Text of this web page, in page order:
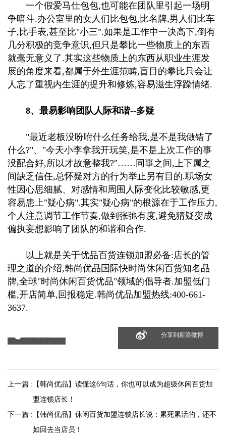
一个假爱马仕包包,也可能在团队里引起一场明
争暗斗.办公室里的女人们比包包,比名牌,男人们比车
子,比手表,甚至比"小三".如果是工作中一决高下,倒有
几分积极的竞争意识,但只是攀比一些物质上的东西
就毫无意义了.其实这些物质上的东西从职业生涯发
展的角度来看,都属于外生涯范畴,盲目的攀比只会让
人忘了重视内生涯的提升和修炼,容易滋生浮躁情绪.
8、最易影响团队人际和谐--多疑
"最近老板没吩咐什么任务给我,是不是我做错了
什么?"、"今天小李拿我开玩笑,是不是上次工作的事
没配合好,所以才故意整我?"……同事之间,上下属之
间缺乏信任,总怀疑对方的行为举止另有目的.职场女
性因心思细腻、对感情和周围人际变化比较敏感,更
容易患上"疑心病".其实"疑心病"的根源在于工作压力,
个人注意调节工作节奏,做到张弛有度,避免猜疑变成
偏执妄想影响了团队的和谐和合作.
以上就是关于优品百货连锁加盟必备:店长的管
理之道的介绍,韩尚优品国际快时尚休闲百货知名品
牌,全球"时尚休闲百货优品"领域的倡导者.加盟低门
槛,开店简单,回报稳定.韩尚优品加盟热线:400-661-
3637.
分享到新浪微博
上一篇 : 【韩尚优品】读懂这6句话，你也可以成为超级休闲百货加
盟连锁店长！
下一篇 : 【韩尚优品】休闲百货加盟连锁店长说：累死累活的，还不
如回去当店员！